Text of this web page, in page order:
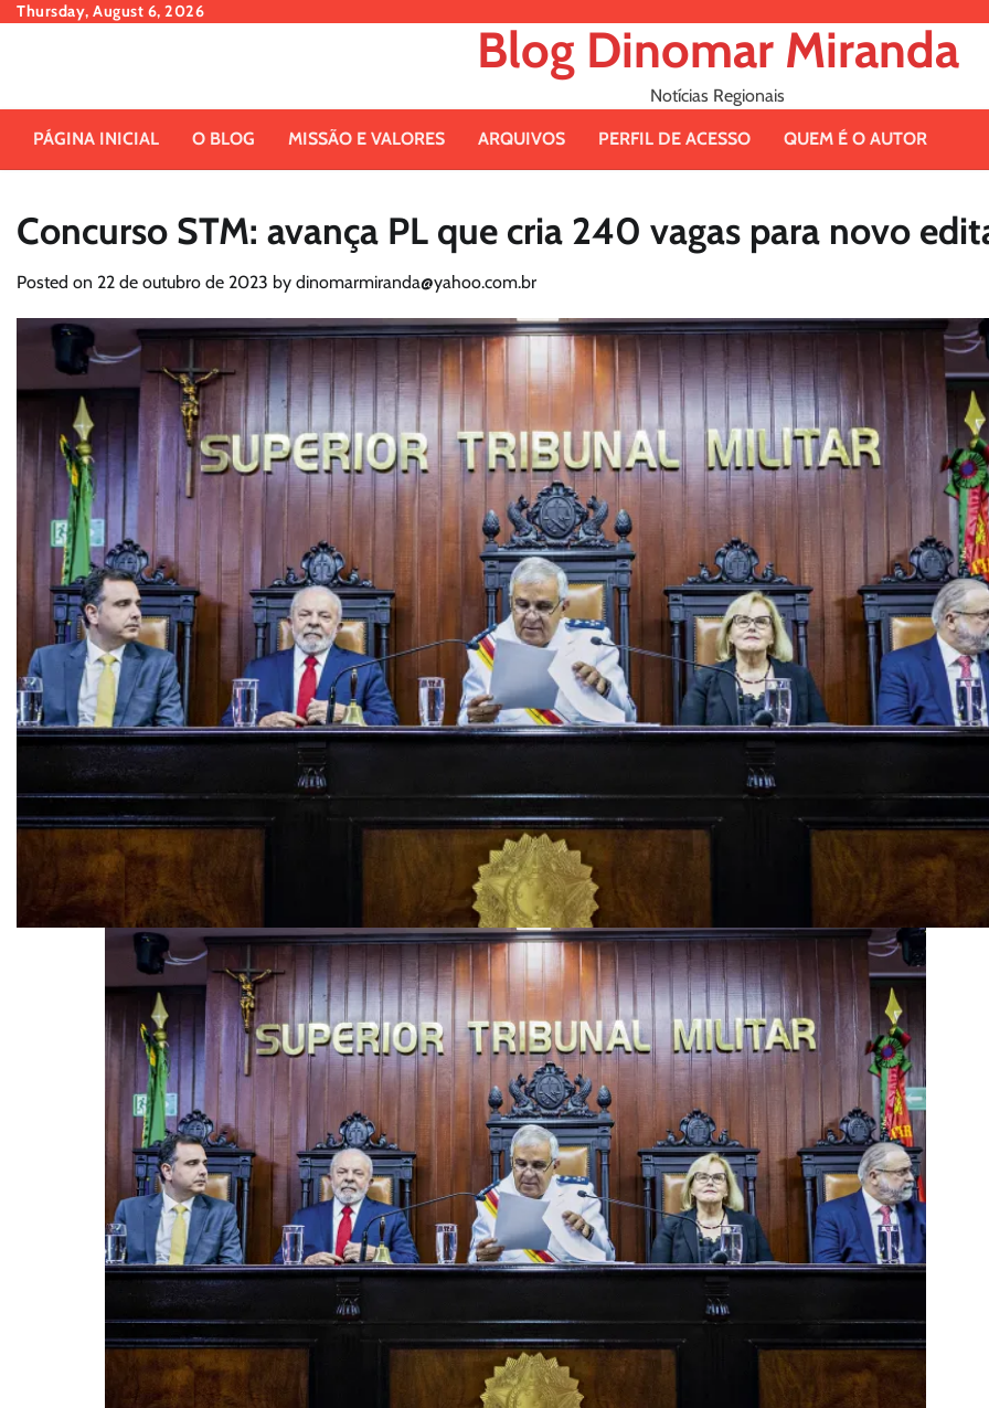
SkipThursday, August 6, 2026
Blog Dinomar Miranda
Notícias Regionais
PÁGINA INICIAL O BLOG MISSÃO E VALORES ARQUIVOS PERFIL DE ACESSO QUEM É O AUTOR
Concurso STM: avança PL que cria 240 vagas para novo
Posted on 22 de outubro de 2023 by dinomarmiranda@yahoo.com.br